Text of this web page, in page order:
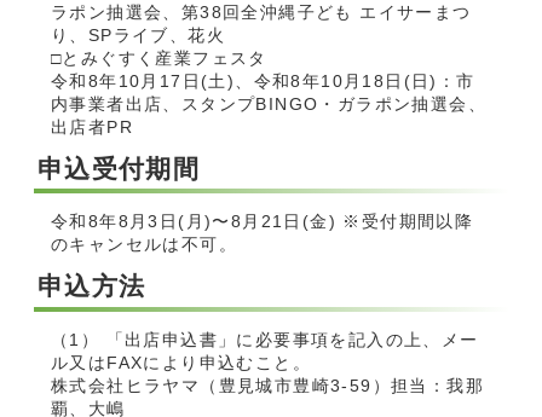
ラポン抽選会、第38回全沖縄子ども エイサーまつ
り、SPライブ、花火
□とみぐすく産業フェスタ
令和8年10月17日(土)、令和8年10月18日(日)：市
内事業者出店、スタンプBINGO・ガラポン抽選会、
出店者PR
申込受付期間
令和8年8月3日(月)〜8月21日(金) ※受付期間以降
のキャンセルは不可。
申込方法
（1） 「出店申込書」に必要事項を記入の上、メー
ル又はFAXにより申込むこと。
株式会社ヒラヤマ（豊見城市豊崎3-59）担当：我那
覇、大嶋